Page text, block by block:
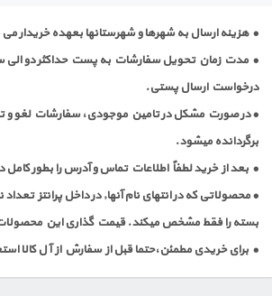
• هزینه ارسال به شهرها و شهرستانها بعهده خریدار
• مدت زمان تحویل سفارشات به پست حداکثر دو الی
درخواست ارسال پستی.
• در صورت مشکل در تامین موجودی، سفارشات لغو و
برگردانده میشود.
• بعد از خرید لطفاٌ اطلاعات تماس و آدرس را بطور کامل
• محصولاتی که در انتهای نام آنها, در داخل پرانتز
بسته را فقط مشخص میکند. قیمت گذاری این
• برای خریدی مطمئن،حتما قبل از سفارش از آل کالا